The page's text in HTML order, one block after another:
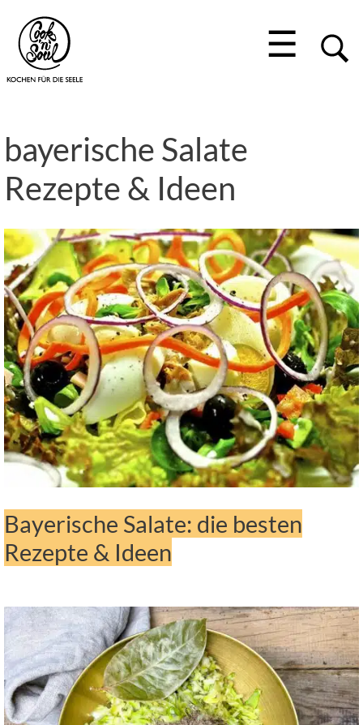
☰
bayerische Salate
Rezepte & Ideen
Bayerische Salate: die besten
Rezepte & Ideen